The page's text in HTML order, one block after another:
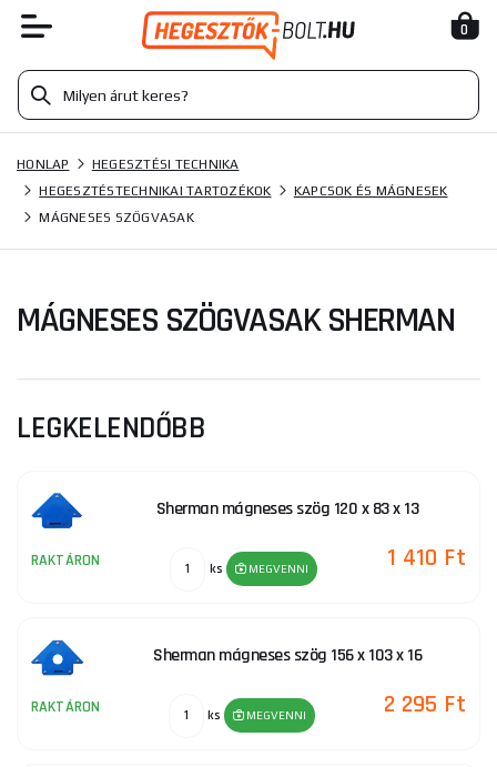
0
HONLAP
HEGESZTÉSI TECHNIKA
HEGESZTÉSTECHNIKAI TARTOZÉKOK
KAPCSOK ÉS MÁGNESEK
MÁGNESES SZÖGVASAK
MÁGNESES SZÖGVASAK SHERMAN
LEGKELENDŐBB
Sherman mágneses szög 120 x 83 x 13
RAKTÁRON ks MEGVENNI 1 410 Ft
Sherman mágneses szög 156 x 103 x 16
RAKTÁRON ks MEGVENNI 2 295 Ft